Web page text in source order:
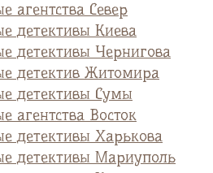
агентства Север
детективы Киева
детективы Чернигова
детектив Житомира
детективы Сумы
агентства Восток
детективы Харькова
детективы Мариуполь